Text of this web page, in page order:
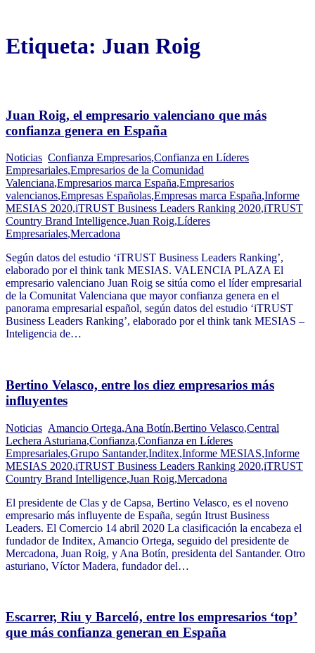
Etiqueta: Juan Roig
Juan Roig, el empresario valenciano que más
confianza genera en España
Noticias Confianza Empresarios,Confianza en Líderes
Empresariales,Empresarios de la Comunidad
Valenciana,Empresarios marca España,Empresarios
valencianos,Empresas Españolas,Empresas marca España,Informe
MESIAS 2020,iTRUST Business Leaders Ranking 2020,iTRUST
Country Brand Intelligence,Juan Roig,Líderes
Empresariales,Mercadona
Según datos del estudio ‘iTRUST Business Leaders Ranking’,
elaborado por el think tank MESIAS. VALENCIA PLAZA El
empresario valenciano Juan Roig se sitúa como el líder empresarial
de la Comunitat Valenciana que mayor confianza genera en el
panorama empresarial español, según datos del estudio ‘iTRUST
Business Leaders Ranking’, elaborado por el think tank MESIAS –
Inteligencia de…
Bertino Velasco, entre los diez empresarios más
influyentes
Noticias Amancio Ortega,Ana Botín,Bertino Velasco,Central
Lechera Asturiana,Confianza,Confianza en Líderes
Empresariales,Grupo Santander,Inditex,Informe MESIAS,Informe
MESIAS 2020,iTRUST Business Leaders Ranking 2020,iTRUST
Country Brand Intelligence,Juan Roig,Mercadona
El presidente de Clas y de Capsa, Bertino Velasco, es el noveno
empresario más influyente de España, según Itrust Business
Leaders. El Comercio 14 abril 2020 La clasificación la encabeza el
fundador de Inditex, Amancio Ortega, seguido del presidente de
Mercadona, Juan Roig, y Ana Botín, presidenta del Santander. Otro
asturiano, Víctor Madera, fundador del…
Escarrer, Riu y Barceló, entre los empresarios ‘top’
que más confianza generan en España